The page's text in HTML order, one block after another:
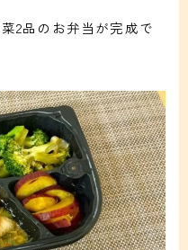
2品のお弁当が完成で